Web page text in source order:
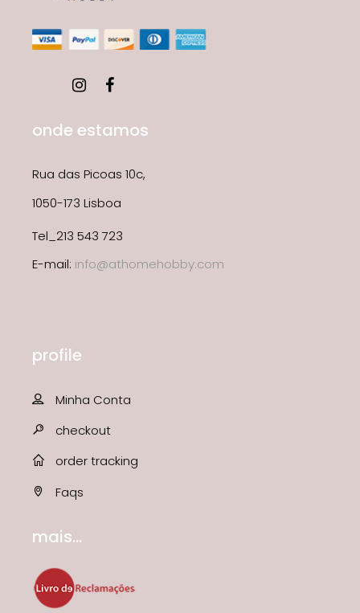
onde estamos
Rua das Picoas 10c,
1050-173 Lisboa
Tel_213 543 723
E-mail: info@athomehobby.com
profile
Minha Conta
checkout
order tracking
Faqs
mais...